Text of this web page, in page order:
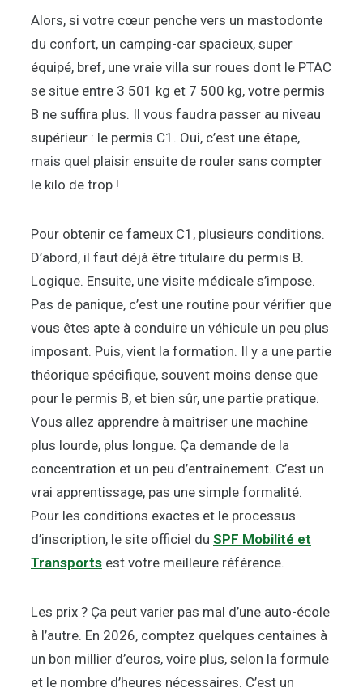
Alors, si votre cœur penche vers un mastodonte
du confort, un camping-car spacieux, super
équipé, bref, une vraie villa sur roues dont le PTAC
se situe entre 3 501 kg et 7 500 kg, votre permis
B ne suffira plus. Il vous faudra passer au niveau
supérieur : le permis C1. Oui, c’est une étape,
mais quel plaisir ensuite de rouler sans compter
le kilo de trop !
Pour obtenir ce fameux C1, plusieurs conditions.
D’abord, il faut déjà être titulaire du permis B.
Logique. Ensuite, une visite médicale s’impose.
Pas de panique, c’est une routine pour vérifier que
vous êtes apte à conduire un véhicule un peu plus
imposant. Puis, vient la formation. Il y a une partie
théorique spécifique, souvent moins dense que
pour le permis B, et bien sûr, une partie pratique.
Vous allez apprendre à maîtriser une machine
plus lourde, plus longue. Ça demande de la
concentration et un peu d’entraînement. C’est un
vrai apprentissage, pas une simple formalité.
Pour les conditions exactes et le processus
d’inscription, le site officiel du SPF Mobilité et
Transports est votre meilleure référence.
Les prix ? Ça peut varier pas mal d’une auto-école
à l’autre. En 2026, comptez quelques centaines à
un bon millier d’euros, voire plus, selon la formule
et le nombre d’heures nécessaires. C’est un